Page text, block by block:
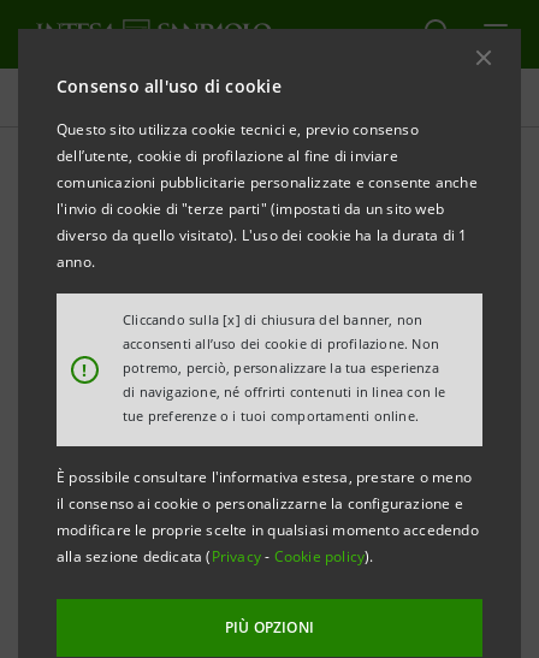
Consenso all'uso di cookie
Questo sito utilizza cookie tecnici e, previo consenso
dell’utente, cookie di profilazione al fine di inviare
comunicazioni pubblicitarie personalizzate e consente anche
l'invio di cookie di "terze parti" (impostati da un sito web
diverso da quello visitato). L'uso dei cookie ha la durata di 1
anno.
!
Cliccando sulla [x] di chiusura del banner, non
acconsenti all’uso dei cookie di profilazione. Non
potremo, perciò, personalizzare la tua esperienza
di navigazione, né offrirti contenuti in linea con le
tue preferenze o i tuoi comportamenti online.
È possibile consultare l'informativa estesa, prestare o meno
il consenso ai cookie o personalizzarne la configurazione e
modificare le proprie scelte in qualsiasi momento accedendo
alla sezione dedicata (Privacy- Cookie policy).
PIÙ OPZIONI
Comunicati stampa
STAMPA AGGIORNA
COMUNICATO STAMPA
NUOVO ACCORDO TRA CONFINDUSTRIA E INTESA
LE OPPORTUNITA’ PER LE IMPRESE SALERNITANE
Oggi a Salerno la quinta tappa del
roadshowterritoriale di presentazione del
protocollo siglato lo scorso ottobre
cui 10 miliardi destinati alle aziende della